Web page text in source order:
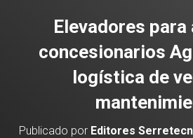
Elevadores para
concesionarios
logística de
Publicado por Editores